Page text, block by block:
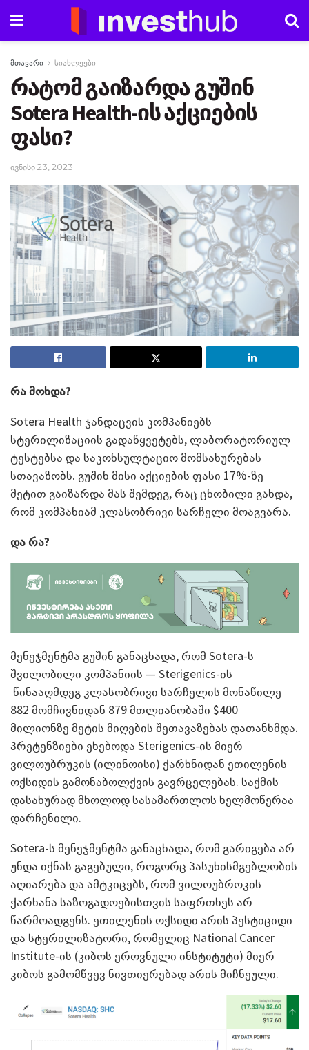
მთავარი სიახლეები
რატომ გაიზარდა გუშინ
Sotera Health-ის აქციების
ფასი?
ივნისი 23, 2023
რა მოხდა?
Sotera Health ჯანდაცვის კომპანიებს
სტერილიზაციის გადაწყვეტებს, ლაბორატორიულ
ტესტებსა და საკონსულტაციო მომსახურებას
სთავაზობს. გუშინ მისი აქციების ფასი 17%-ზე
მეტით გაიზარდა მას შემდეგ, რაც ცნობილი გახდა,
რომ კომპანიამ კლასობრივი სარჩელი მოაგვარა.
და რა?
მენეჯმენტმა გუშინ განაცხადა, რომ Sotera-ს
შვილობილი კომპანიის — Sterigenics-ის
წინააღმდეგ კლასობრივი სარჩელის მონაწილე
882 მომჩივნიდან 879 მთლიანობაში $400
მილიონზე მეტის მიღების შეთავაზებას დათანხმდა.
პრეტენზიები ეხებოდა Sterigenics-ის მიერ
ვილოუბრუკის (ილინოისი) ქარხნიდან ეთილენის
ოქსიდის გამონაბოლქვის გავრცელებას. საქმის
დასახურად მხოლოდ სასამართლოს ხელმოწერაა
დარჩენილი.
Sotera-ს მენეჯმენტმა განაცხადა, რომ გარიგება არ
უნდა იქნას გაგებული, როგორც პასუხისმგებლობის
აღიარება და ამტკიცებს, რომ ვილოუბროკის
ქარხანა საზოგადოებისთვის საფრთხეს არ
წარმოადგენს. ეთილენის ოქსიდი არის პესტიციდი
და სტერილიზატორი, რომელიც National Cancer
Institute-ის (კიბოს ეროვნული ინსტიტუტი) მიერ
კიბოს გამომწვევ ნივთიერებად არის მიჩნეული.